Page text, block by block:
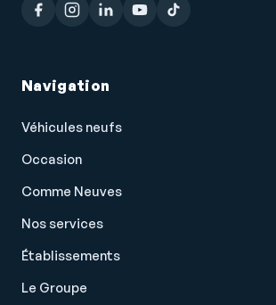
Siège conducteur réglable en hauteur
Tablette cache bagages
Témoin de bouclage ceinture conducteur
Témoin de perte de pression pneumatique
TMC
Verrouillage centralisé à distance
Verrouillage centralisé des portes
Navigation
Véhicules neufs
Occasion
Comme Neuves
Nos services
Établissements
Le Groupe